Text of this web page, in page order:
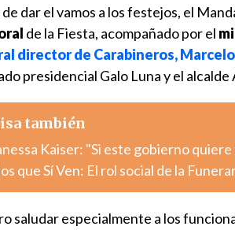
dar el vamos a los festejos, el
de la Fiesta, acompañado por el
director de Carabineros,
presidencial Galo Luna y el
también
Kaiser: "Si este gobierno
que Sí Ven: El rol social de la
saludar especialmente a los